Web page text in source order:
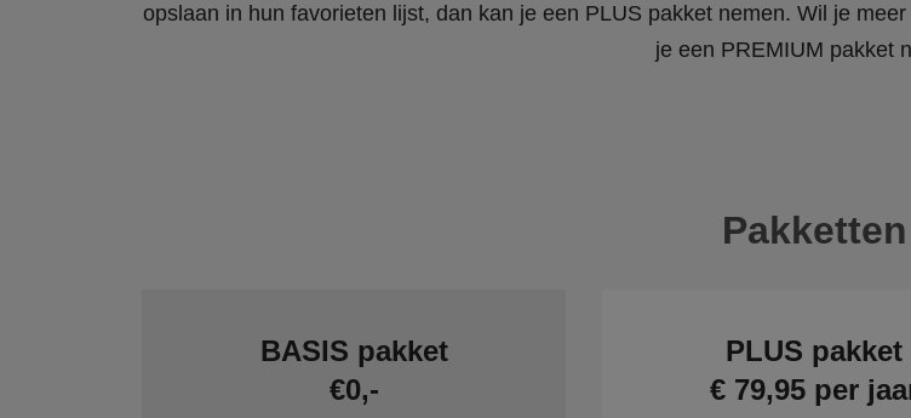
opslaan in hun favorieten lijst, dan kan je een PLUS pakket nemen. Wil je
je een PREMIUM pakket
Pakketten
BASIS pakket
€0,-
PLUS pakket
€ 79,95 per